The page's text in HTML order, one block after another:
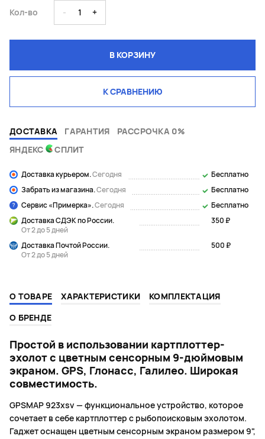
Кол-во - 1 +
В КОРЗИНУ
К СРАВНЕНИЮ
ДОСТАВКА ГАРАНТИЯ
РАССРОЧКА 0%
ЯНДЕКС
СПЛИТ
Доставка курьером.Сегодня
Бесплатно
Забрать из магазина.Сегодня
Бесплатно
Сервис «Примерка».Сегодня
Бесплатно
Доставка СДЭК по России.
От 2 до 5 дней
350 ₽
Доставка Почтой России.
От 2 до 5 дней
500 ₽
О ТОВАРЕ ХАРАКТЕРИСТИКИ
КОМПЛЕКТАЦИЯ
О БРЕНДЕ
Простой в использовании картплоттер-
эхолот с цветным сенсорным 9-дюймовым
экраном. GPS, Глонасс, Галилео. Широкая
совместимость.
GPSMAP 923xsv — функциональное устройство, которое
сочетает в себе картплоттер с рыбопоисковым эхолотом.
Гаджет оснащен цветным сенсорным экраном размером 9",